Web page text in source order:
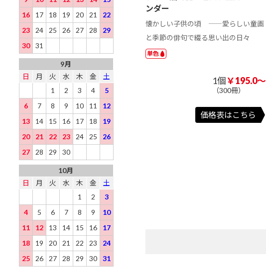
16
17 18 19 20 21
22
23
24 25 26 27 28
29
30
31
9月
日
月 火 水 木 金
土
1
2 3 4
5
6
7 8 9 10 11
12
13
14 15 16 17 18
19
20
21 22 23 24 25
26
27
28 29 30
10月
日
月 火 水 木 金
土
1
2
3
4
5 6 7 8 9
10
11
12 13 14 15 16
17
18
19 20 21 22 23
24
25
26 27 28 29 30 31
ンダー
懐かしい子供の頃 ――愛らしい童画
と季節の俳句で綴る思い出の日々
単色
1個￥195.0～
（300冊）
価格表はこちら